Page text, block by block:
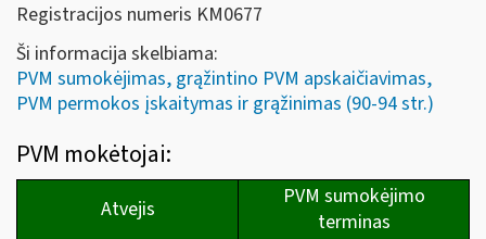
Registracijos numeris KM0677
Ši informacija skelbiama:
PVM sumokėjimas, grąžintino PVM apskaičiavimas,
PVM permokos įskaitymas ir grąžinimas (90-94 str.)
PVM mokėtojai:
Atvejis
PVM sumokėjimo
terminas